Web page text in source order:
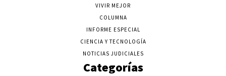
VIVIR MEJOR
COLUMNA
INFORME ESPECIAL
CIENCIA Y TECNOLOGÍA
NOTICIAS JUDICIALES
Categorías